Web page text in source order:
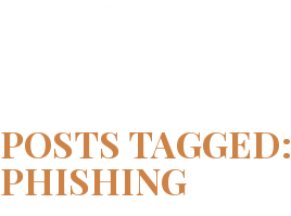
POSTS TAGGED:
PHISHING